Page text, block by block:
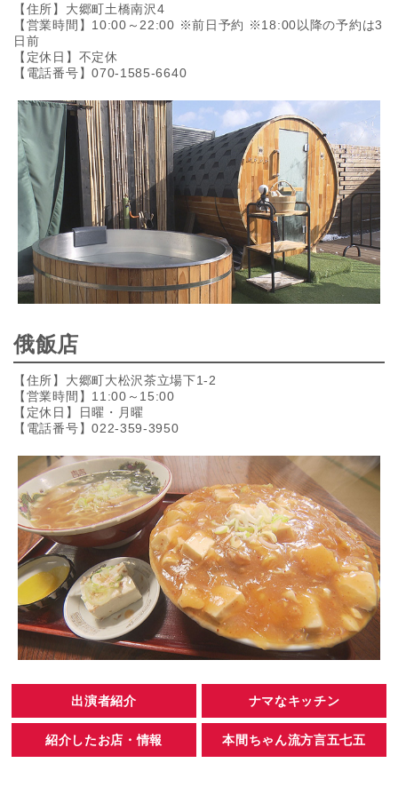
【住所】大郷町土橋南沢4
【営業時間】10:00～22:00 ※前日予約 ※18:00以降の予約は3
日前
【定休日】不定休
【電話番号】070-1585-6640
俄飯店
【住所】大郷町大松沢茶立場下1-2
【営業時間】11:00～15:00
【定休日】日曜・月曜
【電話番号】022-359-3950
出演者紹介 ナマなキッチン
紹介したお店・情報 本間ちゃん流方言五七五